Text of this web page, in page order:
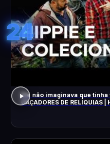
24
Ele não imaginava que tinha
CAÇADORES DE RELÍQUIAS |